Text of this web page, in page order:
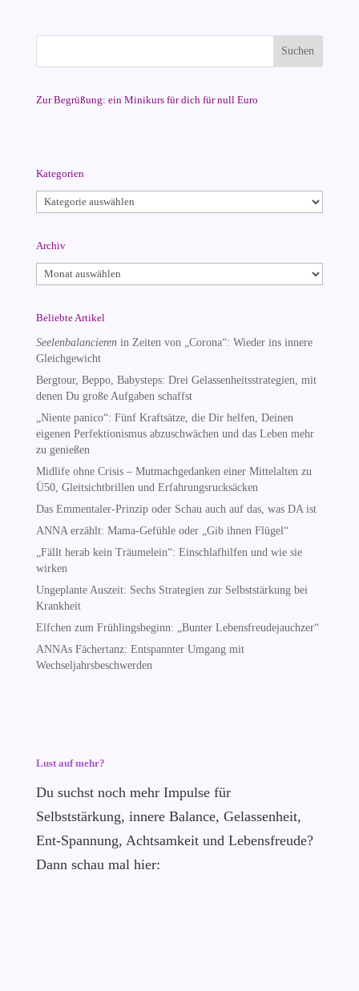
Zur Begrüßung: ein Minikurs für dich für null Euro
Kategorien
Kategorien
Archiv
Archiv
Beliebte Artikel
Seelenbalancierenin Zeiten von „Corona“: Wieder ins innere
Gleichgewicht
Bergtour, Beppo, Babysteps: Drei Gelassenheitsstrategien, mit
denen Du große Aufgaben schaffst
„Niente panico“: Fünf Kraftsätze, die Dir helfen, Deinen
eigenen Perfektionismus abzuschwächen und das Leben mehr
zu genießen
Midlife ohne Crisis – Mutmachgedanken einer Mittelalten zu
Ü50, Gleitsichtbrillen und Erfahrungsrucksäcken
Das Emmentaler-Prinzip oder Schau auch auf das, was DA ist
ANNA erzählt: Mama-Gefühle oder „Gib ihnen Flügel“
„Fällt herab kein Träumelein“: Einschlafhilfen und wie sie
wirken
Ungeplante Auszeit: Sechs Strategien zur Selbststärkung bei
Krankheit
Elfchen zum Frühlingsbeginn: „Bunter Lebensfreudejauchzer“
ANNAs Fächertanz: Entspannter Umgang mit
Wechseljahrsbeschwerden
Lust auf mehr?
Du suchst noch mehr Impulse für
Selbststärkung, innere Balance, Gelassenheit,
Ent-Spannung, Achtsamkeit und Lebensfreude?
Dann schau mal hier: